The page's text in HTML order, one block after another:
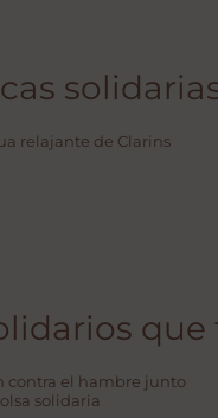
relajante de Clarins
contra el hambre junto
solidaria